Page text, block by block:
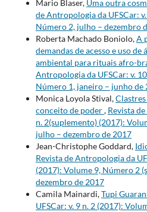
Mario Blaser, Uma outra
de Antropologia da UFSCar:
Número 2, julho – dezembro
Roberta Machado Boniolo,A
demandas de acesso e uso de
ambiental para rituais afro-
Antropologia da UFSCar: v.
Número 1, janeiro – junho de
Monica Loyola Stival,
conceito de poder, Revista
n. 2(suplemento) (2017):
julho – dezembro de 2017
Jean-Christophe Goddard,
Revista de Antropologia da
(2017): Volume 9, Número 2
dezembro de 2017
Camila Mainardi,Tupi
UFSCar: v. 9 n. 2 (2017):